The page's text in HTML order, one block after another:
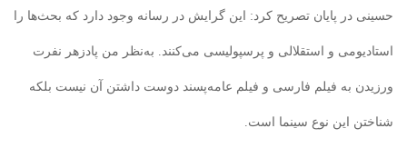
حسینی در پایان تصریح کرد: این گرایش در رسانه وجود دارد که بحث‌ها را
استادیومی و استقلالی و پرسپولیسی می‌کنند. به‌نظر من پادزهر نفرت
ورزیدن به فیلم فارسی و فیلم عامه‌پسند دوست داشتن آن نیست بلکه
شناختن این نوع سینما است.